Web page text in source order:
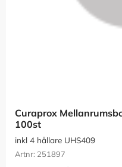
Curaprox
100st
inkl 4 hållare UHS409
251897